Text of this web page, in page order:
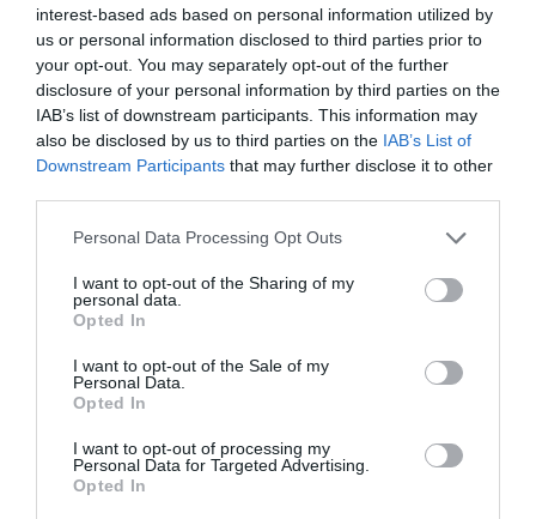
interest-based ads based on personal information utilized by
us or personal information disclosed to third parties prior to
your opt-out. You may separately opt-out of the further
disclosure of your personal information by third parties on the
IAB’s list of downstream participants. This information may
also be disclosed by us to third parties on the IAB’s List of
Downstream Participants that may further disclose it to other
Personal Data Processing Opt Outs
I want to opt-out of the Sharing of my
personal data.
Opted In
I want to opt-out of the Sale of my
Personal Data.
Opted In
I want to opt-out of processing my
Personal Data for Targeted Advertising.
Opted In
Renfe fa via cap al
bitllet personalitzat
Els barcelonins, els
sanitaris que més
han viatjat amb
19
Renfe
durant